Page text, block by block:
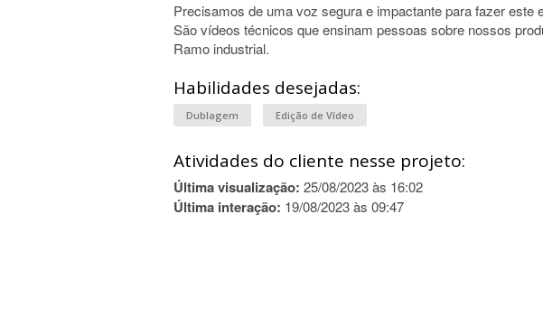
Precisamos de uma voz segura e impactante para fazer este
São vídeos técnicos que ensinam pessoas sobre nossos
Ramo industrial.
Habilidades desejadas:
Dublagem Edição de Vídeo
Atividades do cliente nesse projeto:
Última visualização: 25/08/2023 às 16:02
Última interação: 19/08/2023 às 09:47